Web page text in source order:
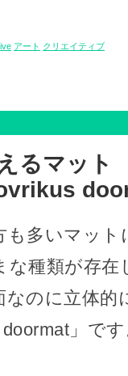
アート クリエイティブ
るマット
も多いマッ
な種類が存
のに立体的
」で